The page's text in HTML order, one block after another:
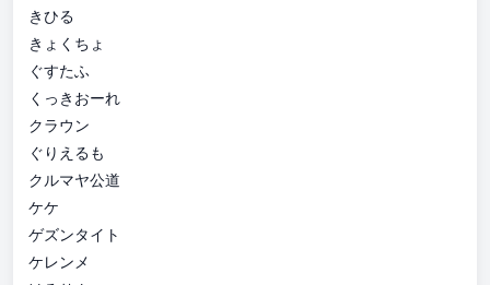
きひる
きょくちょ
ぐすたふ
くっきおーれ
クラウン
ぐりえるも
クルマヤ公道
ケケ
ゲズンタイト
ケレンメ